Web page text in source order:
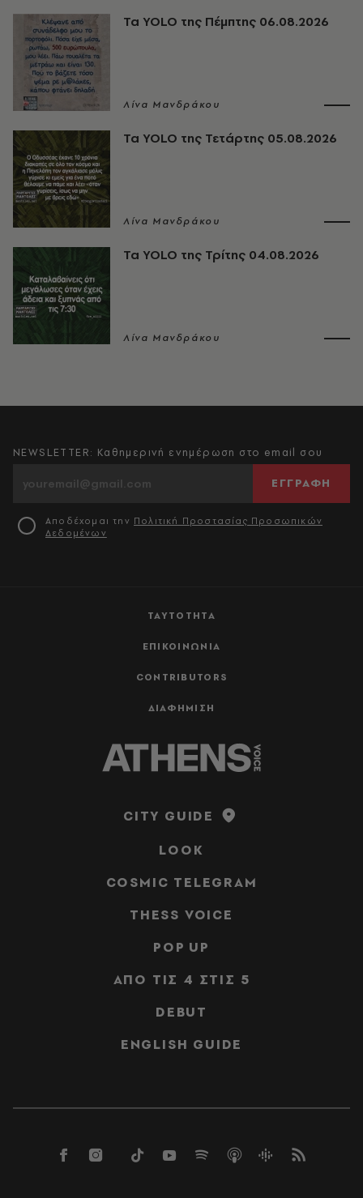
Τα YOLO της Πέμπτης 06.08.2026
Λίνα Μανδράκου
Τα YOLO της Τετάρτης 05.08.2026
Λίνα Μανδράκου
Τα YOLO της Τρίτης 04.08.2026
Λίνα Μανδράκου
ΤΑΥΤΟΤΗΤΑ
ΕΠΙΚΟΙΝΩΝΙΑ
CONTRIBUTORS
ΔΙΑΦΗΜΙΣΗ
NEWSLETTER: Καθημερινή ενημέρωση στο email σου
ΕΓΓΡΑΦΗ
Αποδέχομαι την Πολιτική Προστασίας Προσωπικών
Δεδομένων
CITY GUIDE
LOOK
COSMIC TELEGRAM
THESS VOICE
POP UP
ΑΠΟ ΤΙΣ 4 ΣΤΙΣ 5
DEBUT
ENGLISH GUIDE